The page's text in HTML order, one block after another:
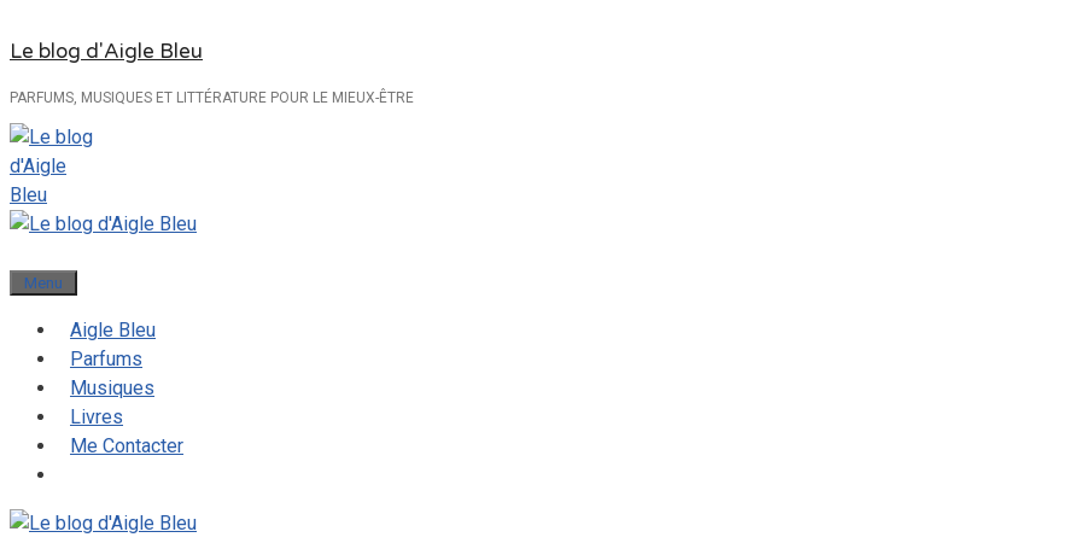
au
Le blog d'Aigle Bleu
PARFUMS, MUSIQUES ET LITTÉRATURE POUR LE MIEUX-ÊTRE
Menu
Aigle Bleu
Parfums
Musiques
Livres
Me Contacter